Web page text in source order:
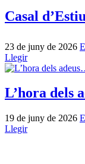
Casal
23 de juny de 2026
Llegir
L’hora dels
19 de juny de 2026
Llegir